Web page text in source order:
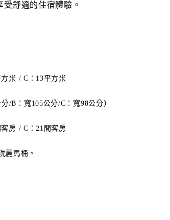
舒適的住宿體驗。
米 / C：13平方米
/B：寬105公分/C：寬98公分）
房 / C：21間客房
麗馬桶。